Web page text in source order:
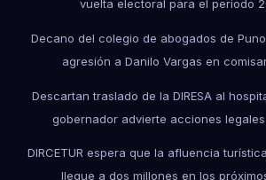
vuelta electoral para el periodo
Decano del colegio de abogados de
agresión a Danilo Vargas en
Descartan traslado de la DIRESA al
gobernador advierte acciones
DIRCETUR espera que la afluencia
llegue a dos millones en los